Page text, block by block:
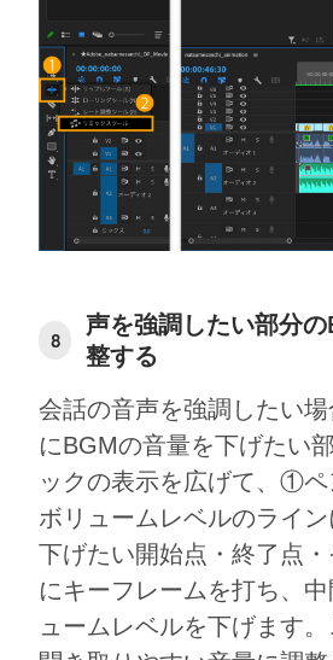
8
声を強調したい部分の
整する
会話の音声を強調したい
にBGMの音量を下げたい
ックの表示を広げて、①
ボリュームレベルのライ
下げたい開始点・終了点
にキーフレームを打ち、
ュームレベルを下げます